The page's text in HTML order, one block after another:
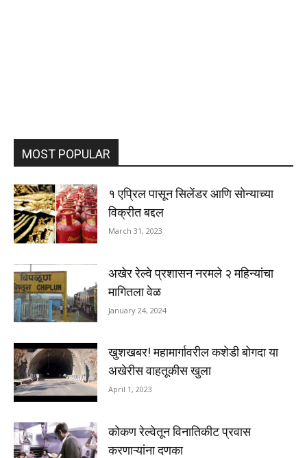
MOST POPULAR
१ एप्रिल पासून सिलेंडर आणि सोन्याच्या
विक्रीत बद्दल
March 31, 2023
अखेर रेल्वे प्रशासन नरमले २ महिन्यांचा
मागितला वेळ
January 24, 2024
खुशखबर! महामार्गावरील कशेडी बोगदा या
अखेरीस वाहतूकीस खुला
April 1, 2023
कोकण रेल्वेतून विनातिकीट प्रवास
करणाऱ्यांना दणका